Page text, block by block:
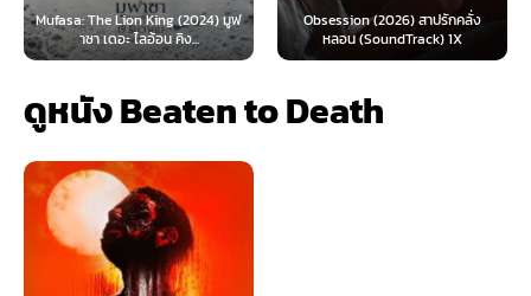
The Lion King (2024) มูฟ
าซา เดอะ ไลอ้อน คิง...
Obsession (2026) สาปรักคลั่ง
หลอน (SoundTrack) 1X
Survive
ดูหนัง Beaten to Death